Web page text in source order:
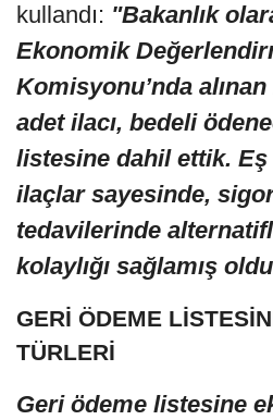
kullandı: "Bakanlık
Ekonomik
Komisyonu’nda
adet ilacı, bedeli
listesine dahil ettik.
ilaçlar sayesinde,
tedavilerinde
kolaylığı sağlamış
GERİ ÖDEME
TÜRLERİ
Geri ödeme listesine